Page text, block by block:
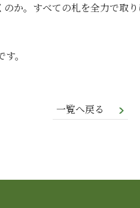
か。すべての札を全力で取
。
一覧へ戻る